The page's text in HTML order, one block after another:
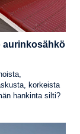
aurinkosähkö
korkeista
hankinta silti?